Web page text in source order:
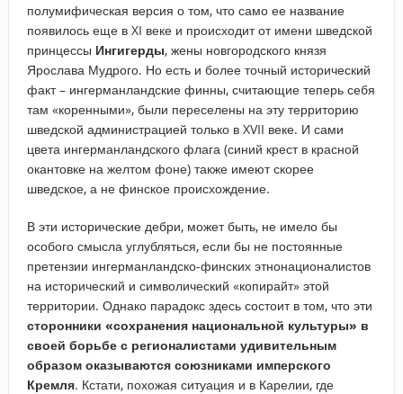
полумифическая версия о том, что само ее название
появилось еще в XI веке и происходит от имени шведской
принцессы Ингигерды, жены новгородского князя
Ярослава Мудрого. Но есть и более точный исторический
факт – ингерманландские финны, считающие теперь себя
там «коренными», были переселены на эту территорию
шведской администрацией только в XVII веке. И сами
цвета ингерманландского флага (синий крест в красной
окантовке на желтом фоне) также имеют скорее
шведское, а не финское происхождение.
В эти исторические дебри, может быть, не имело бы
особого смысла углубляться, если бы не постоянные
претензии ингерманландско-финских этнонационалистов
на исторический и символический «копирайт» этой
территории. Однако парадокс здесь состоит в том, что эти
сторонники «сохранения национальной культуры» в
своей борьбе с регионалистами удивительным
образом оказываются союзниками имперского
Кремля. Кстати, похожая ситуация и в Карелии, где